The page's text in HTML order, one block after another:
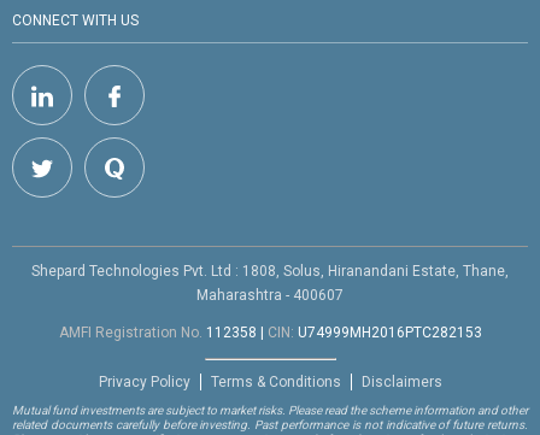
CONNECT WITH US
Shepard Technologies Pvt. Ltd : 1808, Solus, Hiranandani Estate, Thane,
Maharashtra - 400607
AMFI Registration No. 112358 CIN: U74999MH2016PTC282153
Privacy Policy Terms & Conditions Disclaimers
Mutual fund investments are subject to market risks. Please read the scheme information and other
related documents carefully before investing. Past performance is not indicative of future returns.